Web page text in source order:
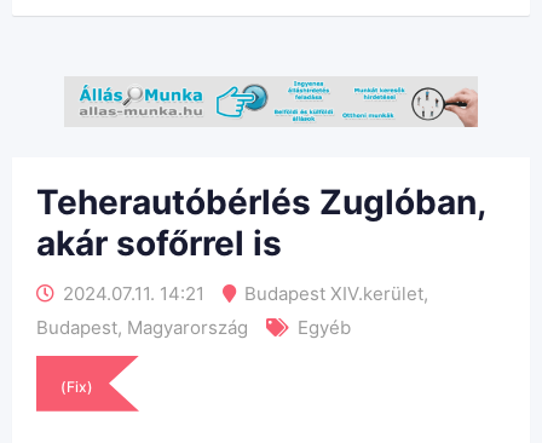
Teherautóbérlés Zuglóban,
akár sofőrrel is
2024.07.11. 14:21 Budapest XIV.kerület,
Budapest, Magyarország Egyéb
(Fix)